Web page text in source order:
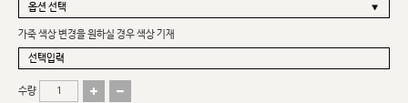
가죽 색상 변경을 원하실 경우 색상 기재
수량